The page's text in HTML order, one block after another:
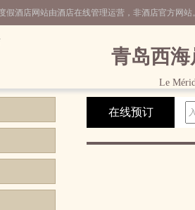
假酒店网站由酒店在线管理运营，非酒店官方网
青岛西
Le
在线预订